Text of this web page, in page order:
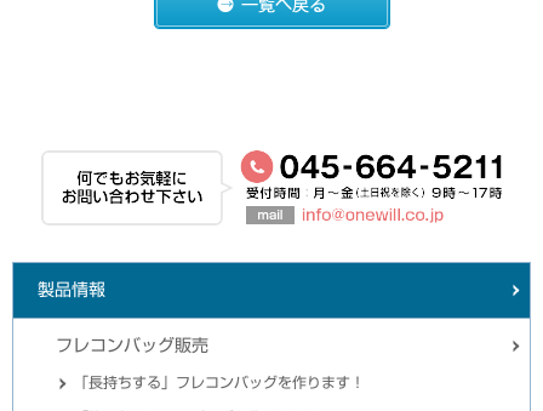
製品情報
フレコンバッグ販売
「長持ちする」フレコンバッグを作ります！